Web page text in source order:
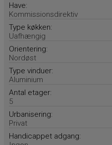
Have:
Kommissionsdirektiv
Type køkken:
Uafhængig
Orientering:
Nordøst
Type vinduer:
Aluminium
Antal etager:
5
Urbanisering:
Privat
Handicappet adgang: